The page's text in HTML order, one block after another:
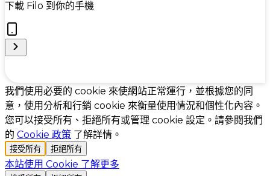
下載 Filo 到你的手機
Cookie Preferences
我們使用必要的 cookie 來使網站正常運行，並根據您的同
意，使用分析和行銷 cookie 來衡量使用情況和個性化內容。
您可以接受所有、拒絕所有或管理 cookie 設定。請參閱我們
的 Cookie 政策 了解詳情。
接受所有 拒絕所有
本站使用 Cookie 了解更多